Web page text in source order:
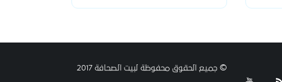
© جميع الحقوق محفوظة لبيت الصحافة 2017